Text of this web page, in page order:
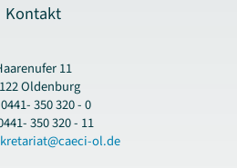
Kontakt
11
Oldenburg
350 320 - 0
350 320 - 11
ol.de